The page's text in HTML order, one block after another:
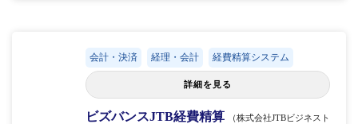
会計・決済 経理・会計 経費精算システム
詳細を見る
ビズバンスJTB経費精算
（株式会社JTBビジネスト